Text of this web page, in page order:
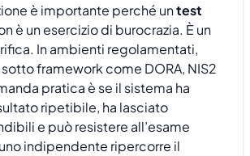
è importante perché untest
è un esercizio di burocrazia. È un
In ambienti regolamentati,
framework come DORA, NIS2
pratica è se il sistema ha
ripetibile, ha lasciato
e può resistere all’esame
indipendente ripercorre il